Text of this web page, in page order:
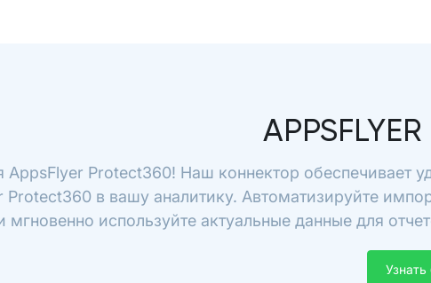
AppsFlyer Protect360! Наш коннектор обеспечивает
Protect360 в вашу аналитику. Автоматизируйте
мгновенно используйте актуальные данные для